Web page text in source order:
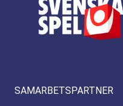
SAMARBETSPARTNER